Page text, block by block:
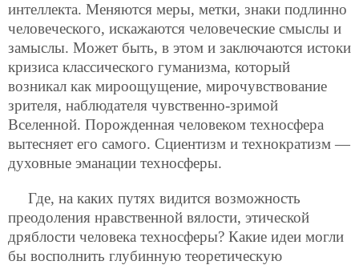
интеллекта. Меняются меры, метки, знаки подлинно
человеческого, искажаются человеческие смыслы и
замыслы. Может быть, в этом и заключаются истоки
кризиса классического гуманизма, который
возникал как мироощущение, мирочувствование
зрителя, наблюдателя чувственно-зримой
Вселенной. Порожденная человеком техносфера
вытесняет его самого. Сциентизм и технократизм —
духовные эманации техносферы.
Где, на каких путях видится возможность
преодоления нравственной вялости, этической
дряблости человека техносферы? Какие идеи могли
бы восполнить глубинную теоретическую